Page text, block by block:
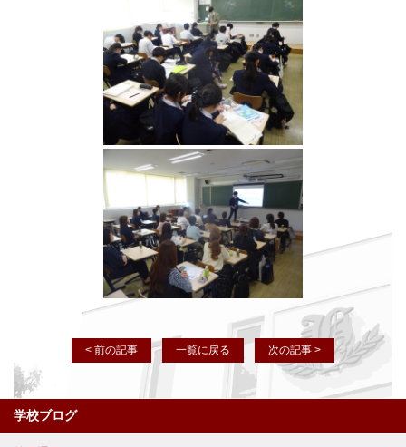
< 前の記事 一覧に戻る 次の記事 >
学校ブログ